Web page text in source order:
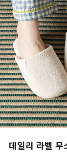
데일리 라벨 무